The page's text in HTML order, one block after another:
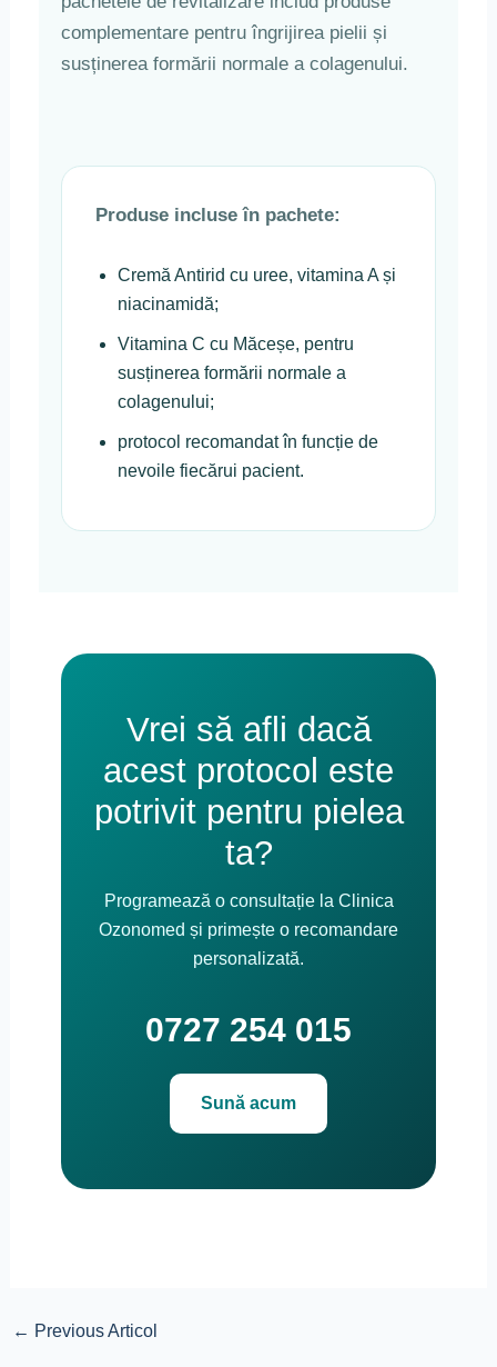
complementare pentru îngrijirea pielii și
susținerea formării normale a colagenului.
Produse incluse în pachete:
Cremă Antirid cu uree, vitamina A și
niacinamidă;
Vitamina C cu Măceșe, pentru
susținerea formării normale a
colagenului;
protocol recomandat în funcție de
nevoile fiecărui pacient.
Vrei să afli dacă
acest protocol este
potrivit pentru pielea
ta?
Programează o consultație la Clinica
Ozonomed și primește o recomandare
personalizată.
0727 254 015
Sună acum
← Previous Articol